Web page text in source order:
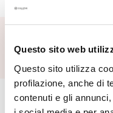
Questo sito web
Questo sito utilizza
profilazione, anche di
contenuti e gli
O
S
p
e
c
CORPORATE
About Us